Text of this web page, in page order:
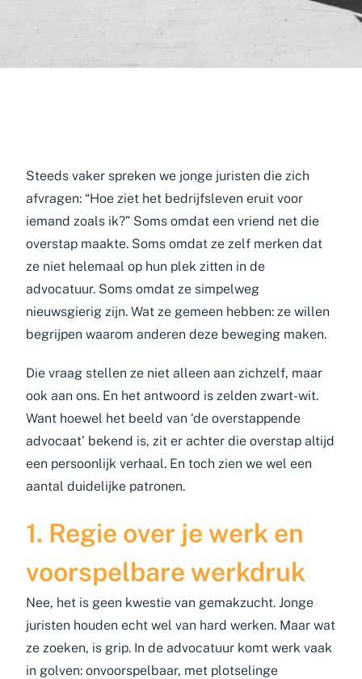
Steeds vaker spreken we jonge juristen die zich
afvragen: “Hoe ziet het bedrijfsleven eruit voor
iemand zoals ik?” Soms omdat een vriend net die
overstap maakte. Soms omdat ze zelf merken dat
ze niet helemaal op hun plek zitten in de
advocatuur. Soms omdat ze simpelweg
nieuwsgierig zijn. Wat ze gemeen hebben: ze willen
begrijpen waarom anderen deze beweging maken.
Die vraag stellen ze niet alleen aan zichzelf, maar
ook aan ons. En het antwoord is zelden zwart-wit.
Want hoewel het beeld van ‘de overstappende
advocaat’ bekend is, zit er achter die overstap altijd
een persoonlijk verhaal. En toch zien we wel een
aantal duidelijke patronen.
1. Regie over je werk en
voorspelbare werkdruk
Nee, het is geen kwestie van gemakzucht. Jonge
juristen houden echt wel van hard werken. Maar wat
ze zoeken, is grip. In de advocatuur komt werk vaak
in golven: onvoorspelbaar, met plotselinge